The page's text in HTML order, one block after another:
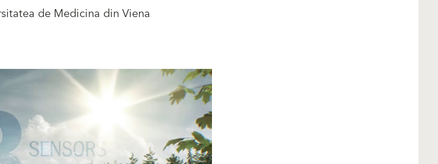
de Medicina din Viena